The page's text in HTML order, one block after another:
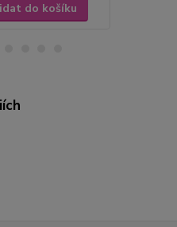
do košíku